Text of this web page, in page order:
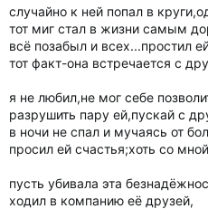
случайно к ней попал в
тот миг стал в жизни самым
всё позабыл и всех...простил
тот факт-она встречается с
я не любил,не мог себе
разрушить пару ей,пускай с
в ночи не спал и мучаясь от
просил ей счастья;хоть со
пусть убивала эта
ходил в компанию её друзей,